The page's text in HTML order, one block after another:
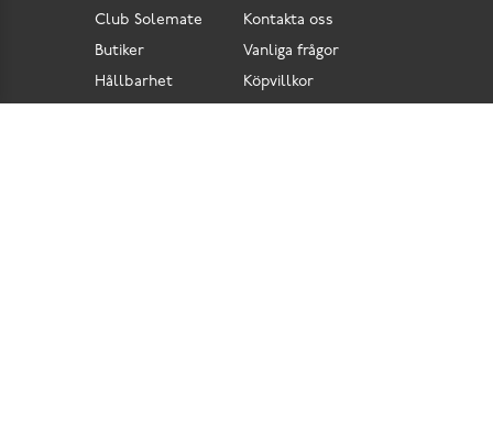
Kontakta oss
Vanliga frågor
Köpvillkor
Club Solemate
Butiker
Hållbarhet